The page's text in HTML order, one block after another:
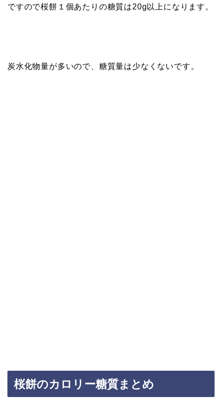
ですので桜餅１個あたりの糖質は20g以上になります。
炭水化物量が多いので、糖質量は少なくないです。
桜餅のカロリー糖質まとめ